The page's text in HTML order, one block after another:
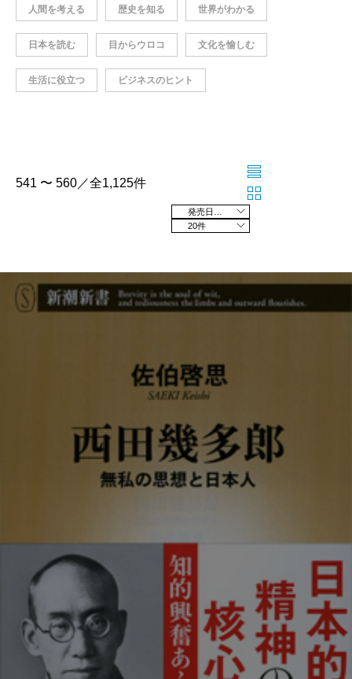
人間を考える 歴史を知る 世界がわかる
日本を読む 目からウロコ 文化を愉しむ
生活に役立つ ビジネスのヒント
541 〜 560／全1,125件
20件